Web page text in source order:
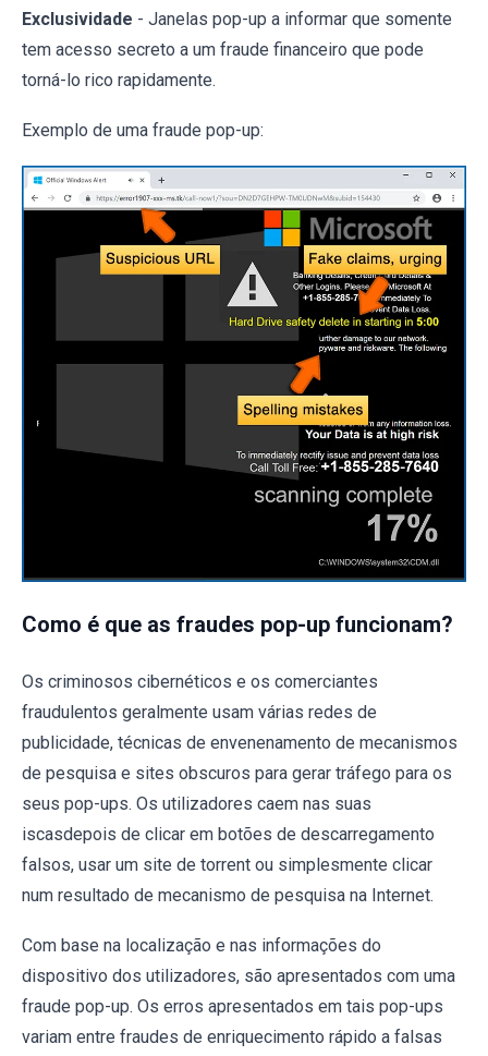
Exclusividade - Janelas pop-up a informar que somente
tem acesso secreto a um fraude financeiro que pode
torná-lo rico rapidamente.
Exemplo de uma fraude pop-up:
Como é que as fraudes pop-up funcionam?
Os criminosos cibernéticos e os comerciantes
fraudulentos geralmente usam várias redes de
publicidade, técnicas de envenenamento de mecanismos
de pesquisa e sites obscuros para gerar tráfego para os
seus pop-ups. Os utilizadores caem nas suas
iscasdepois de clicar em botões de descarregamento
falsos, usar um site de torrent ou simplesmente clicar
num resultado de mecanismo de pesquisa na Internet.
Com base na localização e nas informações do
dispositivo dos utilizadores, são apresentados com uma
fraude pop-up. Os erros apresentados em tais pop-ups
variam entre fraudes de enriquecimento rápido a falsas